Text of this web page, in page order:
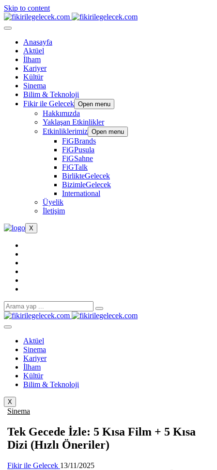
Skip to content
Anasayfa
Aktüel
İlham
Kariyer
Kültür
Sinema
Bilim & Teknoloji
Fikir ile Gelecek Open menu
Hakkımızda
Yaklaşan Etkinlikler
Etkinliklerimiz Open menu
FiGBrands
FiGPusula
FiGSahne
FiGTalk
BirlikteGelecek
BizimleGelecek
International
Üyelik
İletişim
X
Aktüel
Sinema
Kariyer
İlham
Kültür
Bilim & Teknoloji
X
Sinema
Tek Gecede İzle: 5 Kısa Film + 5 Kısa
Dizi (Hızlı Öneriler)
Fikir ile Gelecek 13/11/2025